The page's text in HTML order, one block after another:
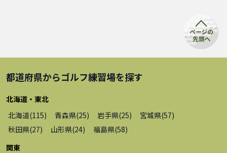
都道府県からゴルフ練習場を探す
北海道・東北
北海道(115) 青森県(25) 岩手県(25) 宮城県(57)
秋田県(27) 山形県(24) 福島県(58)
関東